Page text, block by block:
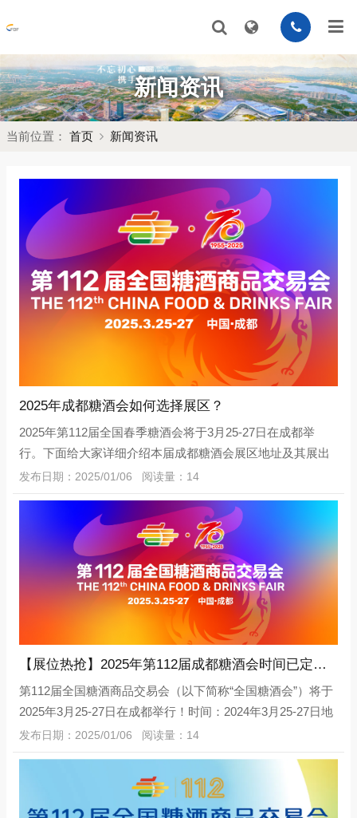
新闻资讯
当前位置： 首页 新闻资讯
2025年成都糖酒会如何选择展区？
2025年第112届全国春季糖酒会将于3月25-27日在成都举
行。下面给大家详细介绍本届成都糖酒会展区地址及其展出
的产品都有哪些？白酒类‌产品展区：包括各种香型的白酒、
发布日期：2025/01/06 阅读量：14
【展位热抢】2025年第112届成都糖酒会时间已定，会展中心展位火热预定中！
第112届全国糖酒商品交易会（以下简称“全国糖酒会”）将于
2025年3月25-27日在成都举行！时间：2024年3月25-27日地
点：成都西部博览城国际展览展示中心【国际机械专区】展
发布日期：2025/01/06 阅读量：14